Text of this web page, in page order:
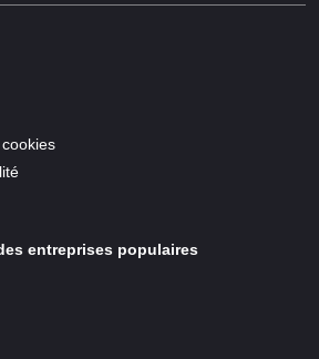
entreprises populaires